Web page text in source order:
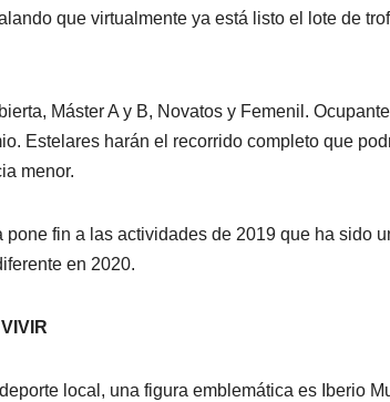
que virtualmente ya está listo el lote de
Máster A y B, Novatos y Femenil.
Estelares harán el recorrido completo que
menor.
pone fin a las actividades de 2019 que ha sido
en 2020.
local, una figura emblemática es Iberio